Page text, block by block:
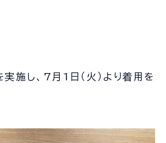
施し、7月1日（火）より着用を